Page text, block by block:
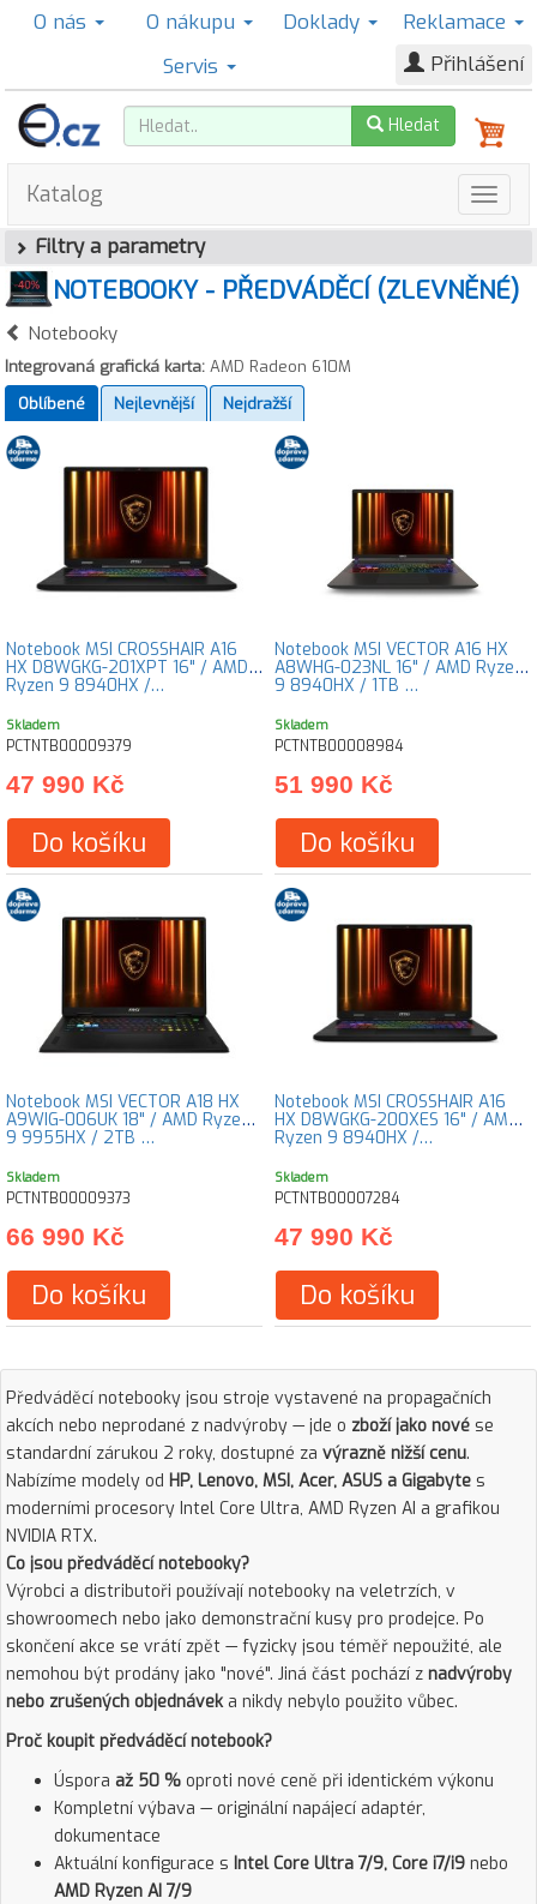
O nás O nákupu Doklady
Reklamace
Servis
Přihlášení
Hledat
Katalog
Filtry a parametry
NOTEBOOKY - PŘEDVÁDĚCÍ (ZLEVNĚNÉ)
Notebooky
Integrovaná grafická karta: AMD Radeon 610M
Oblíbené
Nejlevnější Nejdražší
Notebook MSI CROSSHAIR A16
HX D8WGKG-201XPT 16" / AMD
Ryzen 9 8940HX /…
Skladem
PCTNTB00009379
47 990 Kč
Do košíku
Notebook MSI VECTOR A16 HX
A8WHG-023NL 16" / AMD Ryzen
9 8940HX / 1TB …
Skladem
PCTNTB00008984
51 990 Kč
Do košíku
Notebook MSI VECTOR A18 HX
A9WIG-006UK 18" / AMD Ryzen
9 9955HX / 2TB …
Skladem
PCTNTB00009373
66 990 Kč
Do košíku
Notebook MSI CROSSHAIR A16
HX D8WGKG-200XES 16" / AMD
Ryzen 9 8940HX /…
Skladem
PCTNTB00007284
47 990 Kč
Do košíku
Předváděcí notebooky jsou stroje vystavené na propagačních
akcích nebo neprodané z nadvýroby — jde o zboží jako nové se
standardní zárukou 2 roky, dostupné za výrazně nižší cenu.
Nabízíme modely od HP, Lenovo, MSI, Acer, ASUS a Gigabyte s
moderními procesory Intel Core Ultra, AMD Ryzen AI a grafikou
NVIDIA RTX.
Co jsou předváděcí notebooky?
Výrobci a distributoři používají notebooky na veletrzích, v
showroomech nebo jako demonstrační kusy pro prodejce. Po
skončení akce se vrátí zpět — fyzicky jsou téměř nepoužité, ale
nemohou být prodány jako "nové". Jiná část pochází z nadvýroby
nebo zrušených objednáveka nikdy nebylo použito vůbec.
Proč koupit předváděcí notebook?
Úspora až 50 % oproti nové ceně při identickém výkonu
Kompletní výbava — originální napájecí adaptér,
dokumentace
Aktuální konfigurace s Intel Core Ultra 7/9, Core i7/i9 nebo
AMD Ryzen AI 7/9